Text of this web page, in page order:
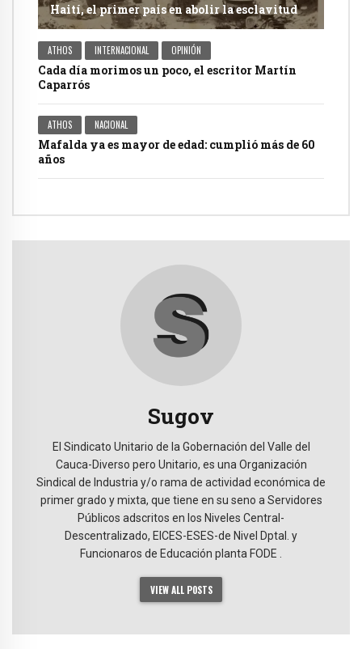
Haití, el primer país en abolir la esclavitud
ATHOS INTERNACIONAL OPINIÓN
Cada día morimos un poco, el escritor Martín
Caparrós
ATHOS NACIONAL
Mafalda ya es mayor de edad: cumplió más de 60
años
Sugov
El Sindicato Unitario de la Gobernación del Valle del
Cauca-Diverso pero Unitario, es una Organización
Sindical de Industria y/o rama de actividad económica de
primer grado y mixta, que tiene en su seno a Servidores
Públicos adscritos en los Niveles Central-
Descentralizado, EICES-ESES-de Nivel Dptal. y
Funcionaros de Educación planta FODE .
VIEW ALL POSTS